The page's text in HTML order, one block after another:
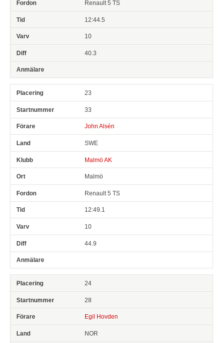
Renault 5 TS
12:44.5
10
40.3
23
33
John Alsén
SWE
Malmö AK
Malmö
Renault 5 TS
12:49.1
10
44.9
24
28
Egil Hovden
NOR